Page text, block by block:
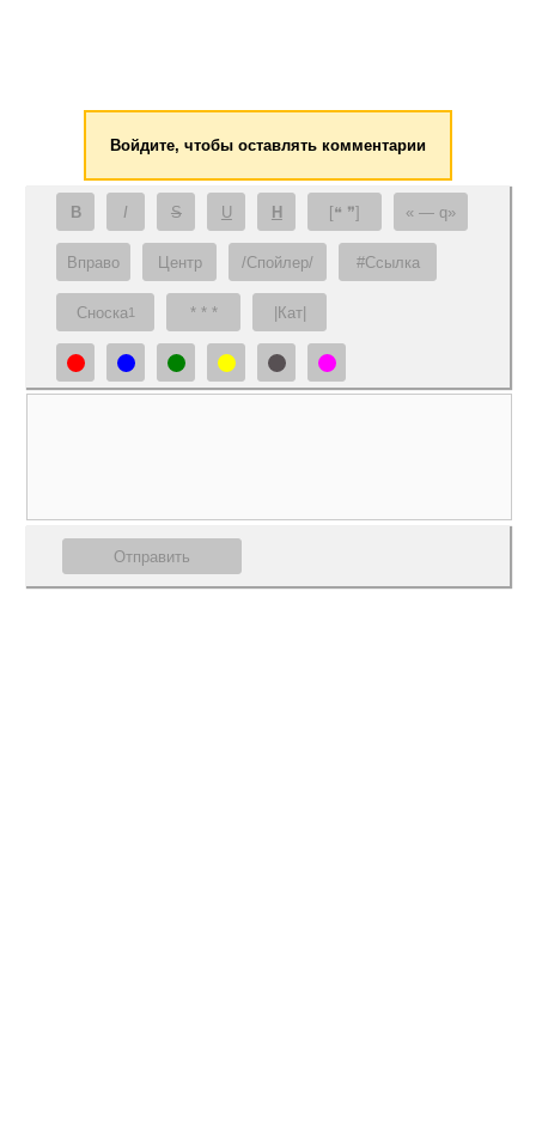
Войдите, чтобы оставлять комментарии
B I S U H [❝ ❞] — q
Вправо Центр /Спойлер/ #Ссылка
Сноска1 * * * |Кат|